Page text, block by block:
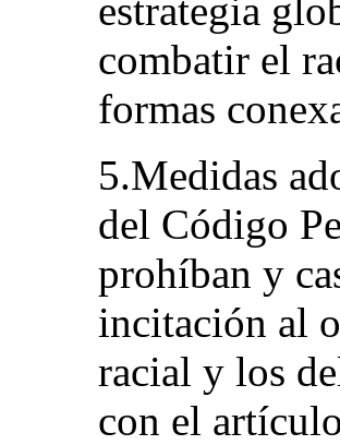
estrategia
combatir el
formas
5.Medidas
del Código
prohíban y
incitación al
racial y los
con el